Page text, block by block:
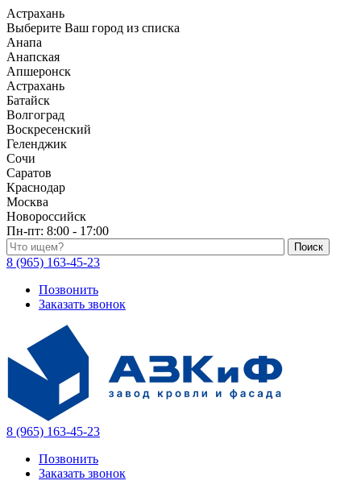
Астрахань
Выберите Ваш город из списка
Анапа
Анапская
Апшеронск
Астрахань
Батайск
Волгоград
Воскресенский
Геленджик
Сочи
Саратов
Краснодар
Москва
Новороссийск
Пн-пт: 8:00 - 17:00
Поиск по каталогу
8 (965) 163-45-23
Позвонить
Заказать звонок
8 (965) 163-45-23
Позвонить
Заказать звонок